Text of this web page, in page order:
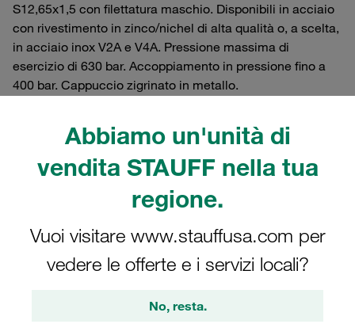
Abbiamo un'unità di
vendita STAUFF nella tua
regione.
Vuoi visitare www.stauffusa.com per
vedere le offerte e i servizi locali?
No, resta.
S12,65x1,5 con filettatura maschio. Disponibili in acciaio
con rivestimento in zinco/nichel di alta qualità o, a scelta,
in acciaio inox V2A e V4A. Pressione massima di
esercizio di 630 bar. Accoppiamento in pressione fino a
400 bar. Cappuccio zigrinato in metallo.
Filtri / Ordinamento
Raccordi di misura e accessori STAUFF Test 12
14 Risultati